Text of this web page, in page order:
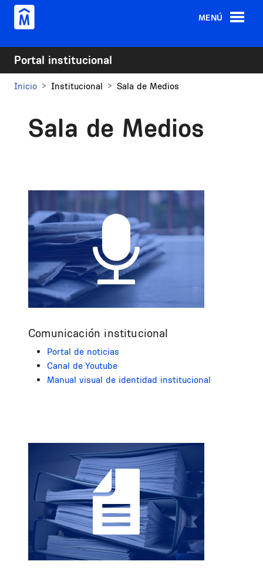
Pasar al contenido principal
MENÚ
Portal institucional
Inicio Institucional Sala de Medios
Sala de Medios
Comunicación institucional
Portal de noticias
Canal de Youtube
Manual visual de identidad institucional